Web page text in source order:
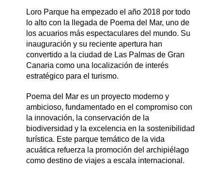
Loro Parque ha empezado el año 2018 por todo
lo alto con la llegada de Poema del Mar, uno de
los acuarios más espectaculares del mundo. Su
inauguración y su reciente apertura han
convertido a la ciudad de Las Palmas de Gran
Canaria como una localización de interés
estratégico para el turismo.
Poema del Mar es un proyecto moderno y
ambicioso, fundamentado en el compromiso con
la innovación, la conservación de la
biodiversidad y la excelencia en la sostenibilidad
turística. Este parque temático de la vida
acuática refuerza la promoción del archipiélago
como destino de viajes a escala internacional.